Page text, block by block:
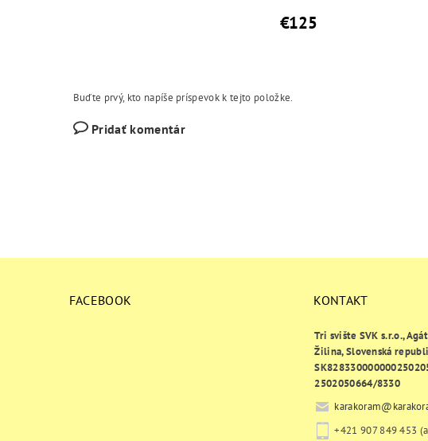
€125
Buďte prvý, kto napíše príspevok k tejto položke.
Pridať komentár
FACEBOOK KONTAKT
Tri svište SVK s.r.o.,
Žilina, Slovenská
2502050664/8330
karakoram@
+421 907 849 453